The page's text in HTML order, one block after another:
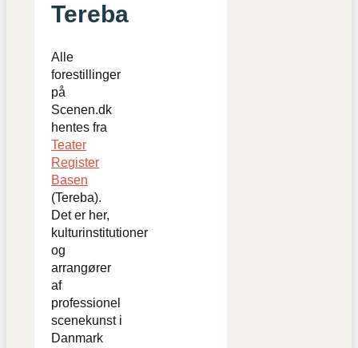
Tereba
Alle
forestillinger
på
Scenen.dk
hentes fra
Teater
Register
Basen
(Tereba).
Det er her,
kulturinstitutioner
og
arrangører
af
professionel
scenekunst i
Danmark